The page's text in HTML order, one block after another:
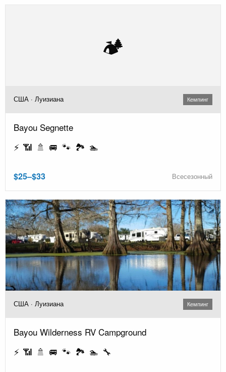
🏕️
США · Луизиана Кемпинг
Bayou Segnette
⚡ 📶 🚿 🚐 🐾 🏞️ 🏊
$25–$33 Всесезонный
США · Луизиана Кемпинг
Bayou Wilderness RV Campground
⚡ 📶 🚿 🚐 🐾 🏞️ 🏊 🔧